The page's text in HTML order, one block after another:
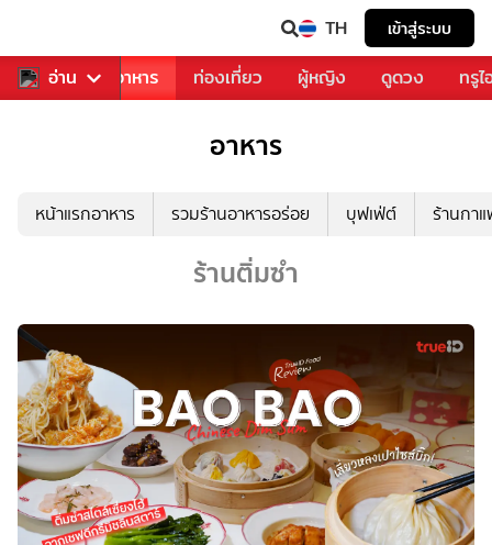
TH เข้าสู่ระบบ
อ่าน
การเพลง อาหาร ท่องเที่ยว ผู้หญิง ดูดวง ทรู
อาหาร
หน้าแรกอาหาร รวมร้านอาหารอร่อย บุฟเฟ่ต์ ร้านกา
ร้านติ่มซำ